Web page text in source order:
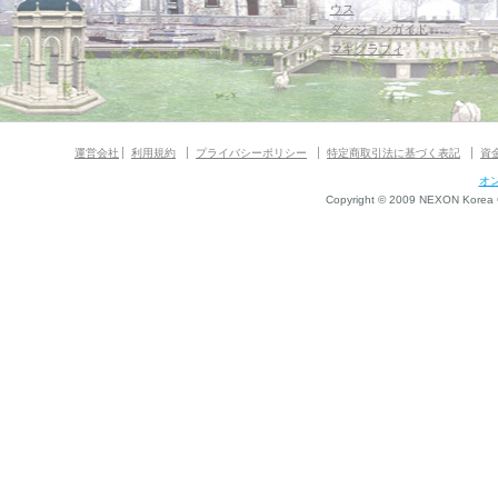
ウス
ダンジョンガイド
マギグラフィ
運営会社 利用規約 プライバシーポリシー 特定商取引法に基づく表記 資
オ
Copyright © 2009 NEXON Korea